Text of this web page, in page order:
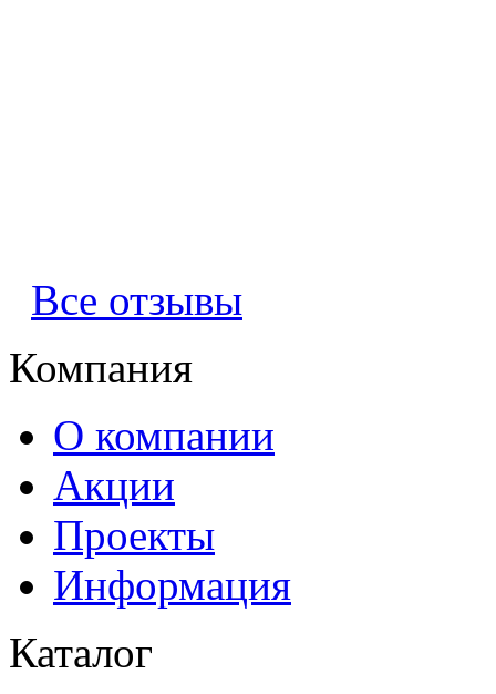
Все отзывы
Компания
О компании
Акции
Проекты
Информация
Каталог